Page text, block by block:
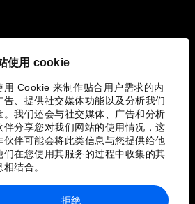
使用 cookie
用 Cookie 来制作贴合用户需求的内
告、提供社交媒体功能以及分析我们
。我们还会与社交媒体、广告和分析
伴分享您对我们网站的使用情况，这
伙伴可能会将此类信息与您提供给他
们在您使用其服务的过程中收集的其
结合。
拒绝